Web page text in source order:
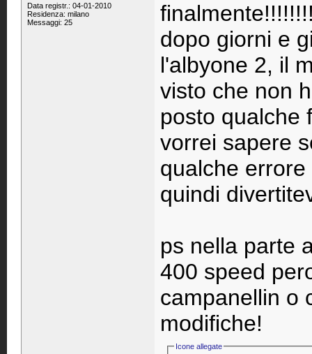
Data registr.: 04-01-2010
Residenza: milano
Messaggi: 25
dopo giorni e
l'albyone 2, il
visto che non
posto qualche
vorrei sapere
qualche
quindi
ps nella parte
400 speed
campanellin o
modifiche!
Icone allegate